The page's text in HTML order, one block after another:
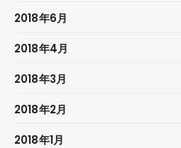
2018年6月
2018年4月
2018年3月
2018年2月
2018年1月